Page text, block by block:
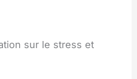
sur le stress et